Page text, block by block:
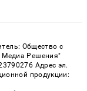
Общество с
Медиа Решения"
Адрес эл.
продукции: